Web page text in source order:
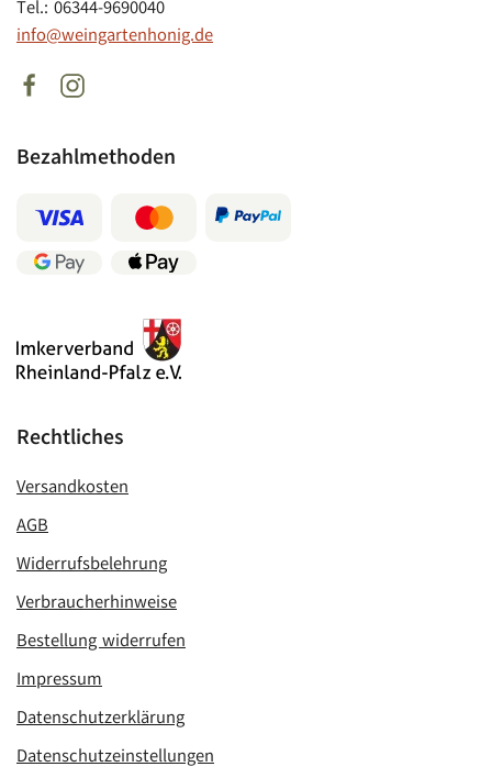
Tel.: 06344-9690040
info@weingartenhonig.de
Bezahlmethoden
Rechtliches
Versandkosten
AGB
Widerrufsbelehrung
Verbraucherhinweise
Bestellung widerrufen
Impressum
Datenschutzerklärung
Datenschutzeinstellungen